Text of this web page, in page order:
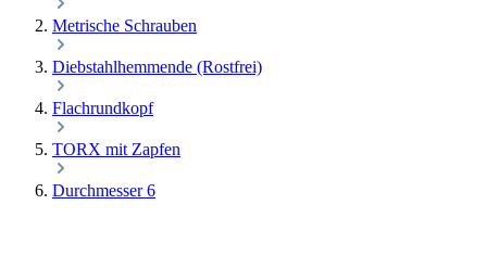
Metrische Schrauben
Diebstahlhemmende (Rostfrei)
Flachrundkopf
TORX mit Zapfen
Durchmesser 6